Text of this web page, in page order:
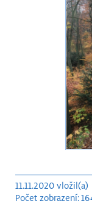
11.11.2020
Počet zobrazení: